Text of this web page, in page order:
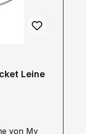
Leine
von My